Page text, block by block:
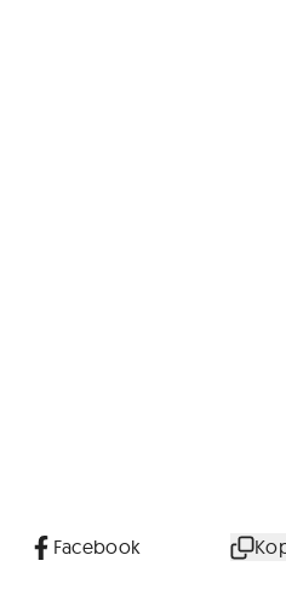
Facebook